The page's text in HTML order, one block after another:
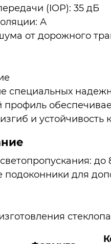
(IOP): 35 дБ
А
от дорожного
специальных
и
до
подоконники для